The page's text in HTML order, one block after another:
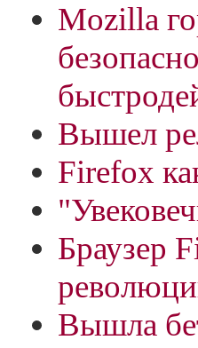
Mozilla
Вышел
Firefox
Браузер
Вышла